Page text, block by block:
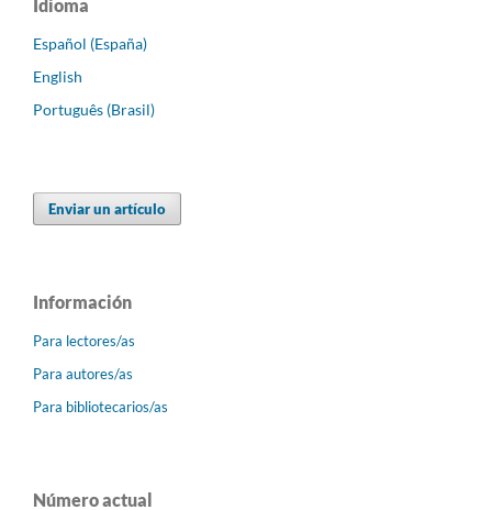
Idioma
Español (España)
English
Português (Brasil)
Enviar un artículo
Información
Para lectores/as
Para autores/as
Para bibliotecarios/as
Número actual